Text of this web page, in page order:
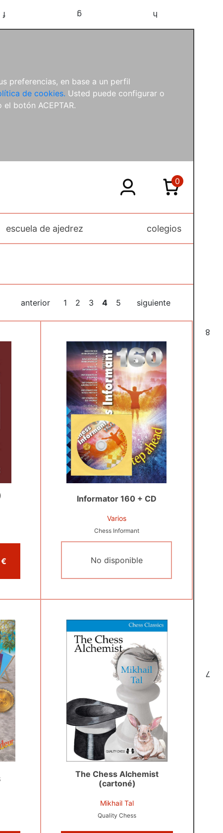
preferencias, en base a un perfil
de cookies. Usted puede configurar o
botón ACEPTAR.
f g h
8
7
escuela de ajedrez colegios
0
anterior 1 2 3 4 5 siguiente
Comprar por 22,00 €
Informator 160 + CD
Varios
Chess Informant
No disponible
The Chess Alchemist
(cartoné)
Mikhail Tal
Quality Chess